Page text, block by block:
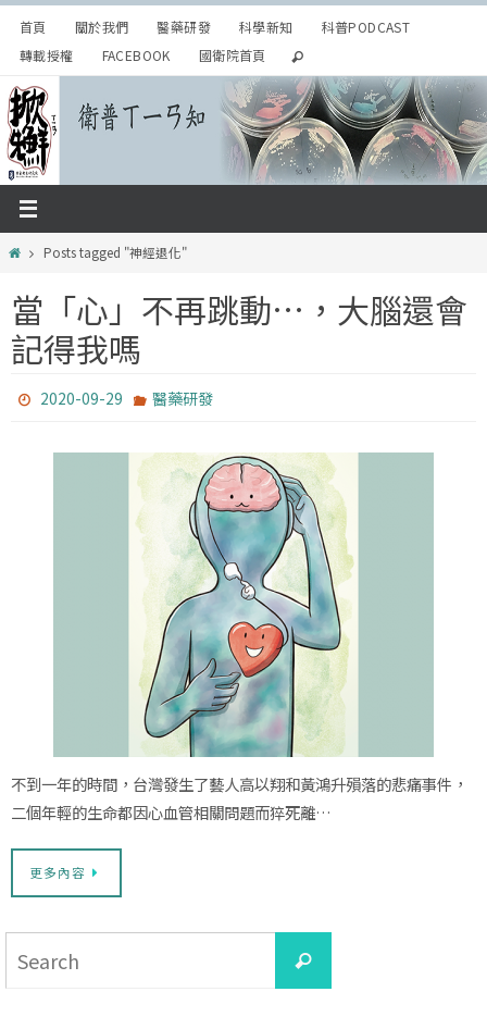
Skip
content
首頁 關於我們 醫藥研發 科學新知
科普PODCAST
轉載授權
FACEBOOK 國衛院首頁
HomePosts tagged "神經退化"
當「心」不再跳動…，大腦還會
記得我嗎
2020-09-29 醫藥研發
不到一年的時間，台灣發生了藝人高以翔和黃鴻升殞落的悲痛事件，
二個年輕的生命都因心血管相關問題而猝死離…
更多內容
Search